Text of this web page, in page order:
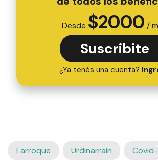
Desde $2000 /
Suscribite
¿Ya tenés una cuenta?
Larroque Urdinarrain Covid-